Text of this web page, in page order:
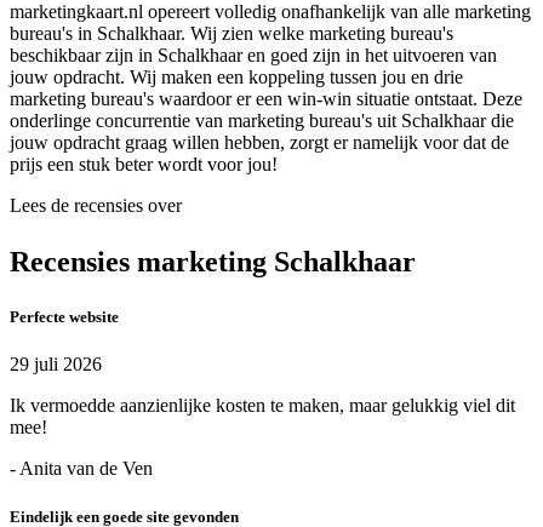
marketingkaart.nl opereert volledig onafhankelijk van alle marketing
bureau's in Schalkhaar. Wij zien welke marketing bureau's
beschikbaar zijn in Schalkhaar en goed zijn in het uitvoeren van
jouw opdracht. Wij maken een koppeling tussen jou en drie
marketing bureau's waardoor er een win-win situatie ontstaat. Deze
onderlinge concurrentie van marketing bureau's uit Schalkhaar die
jouw opdracht graag willen hebben, zorgt er namelijk voor dat de
prijs een stuk beter wordt voor jou!
Lees de recensies over
Recensies marketing Schalkhaar
Perfecte website
29 juli 2026
Ik vermoedde aanzienlijke kosten te maken, maar gelukkig viel dit
mee!
- Anita van de Ven
Eindelijk een goede site gevonden